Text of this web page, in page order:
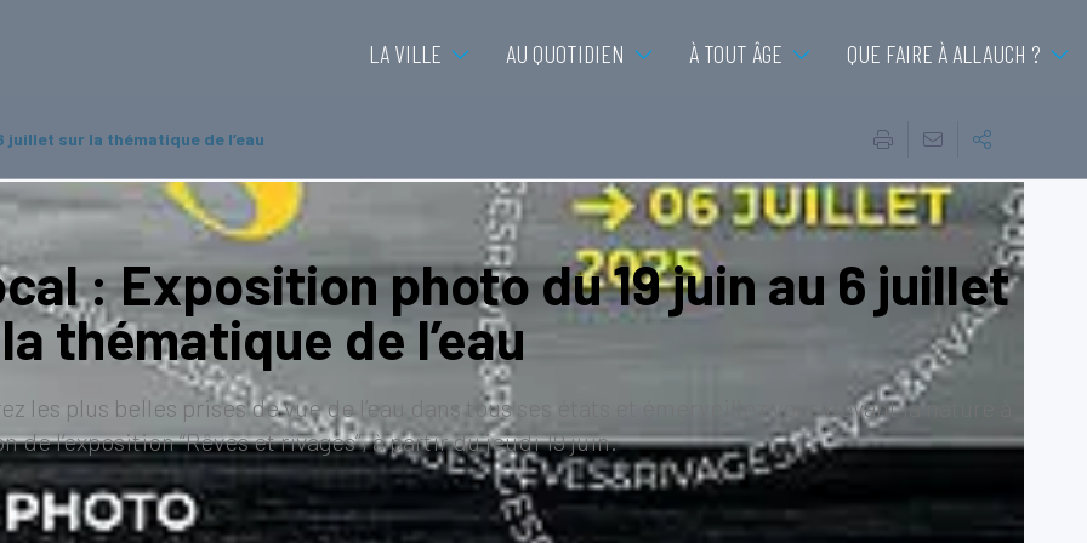
LA VILLE AU QUOTIDIEN À TOUT ÂGE QUE FAIRE À ALLAUCH ?
sur la thématique de l’eau
: Exposition photo du 19 juin au 6 juillet
thématique de l’eau
les plus belles prises de vue de l’eau dans tous ses états et émerveillez vous devant la nature à
de l’exposition “Rêves et rivages”, à partir du jeudi 19 juin.